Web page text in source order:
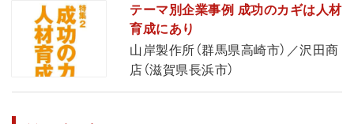
テーマ別企業事例 成功のカギは人材
育成にあり
山岸製作所（群馬県高崎市）／沢田商
店（滋賀県長浜市）